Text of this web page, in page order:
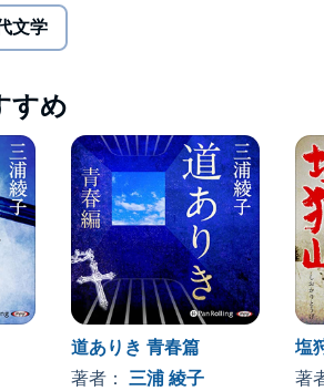
いかかります。大正15年5月24日、十
友達も、容赦なく飲み込んでいく泥流。
らず、奇跡的に助かった拓一と耕作
拓してきた畠をなんとか生き返らせた
めに苦闘する兄弟を通して、人間の試
、臨場感あふれる朗読でお楽しみくだ
あやこ）
川市生まれ。
歳から7年間小学校教師を勤めるが
カリエスを併発して13年間療養生活
。1959年、三浦光世と結婚。
1000万円懸賞小説に『氷点』で入選し
文学
すめ
道ありき 青春篇
著者： 三浦 綾子
塩
著